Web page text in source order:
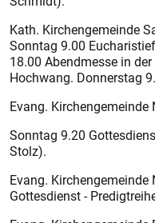
Kath. Kirchengemeinde
Sonntag 9.00
18.00 Abendmesse in
Hochwang. Donnerstag
Evang. Kirchengemeinde
Sonntag 9.20
Stolz).
Evang.
Gottesdienst -